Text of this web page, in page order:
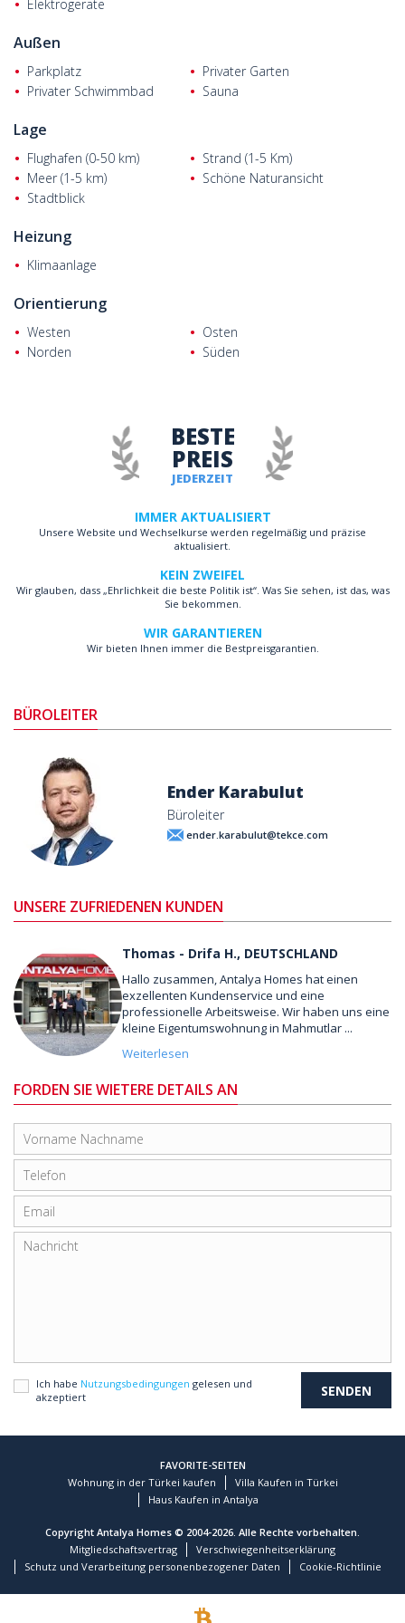
Elektrogeräte
Außen
Parkplatz
Privater Garten
Privater Schwimmbad
Sauna
Lage
Flughafen (0-50 km)
Strand (1-5 Km)
Meer (1-5 km)
Schöne Naturansicht
Stadtblick
Heizung
Klimaanlage
Orientierung
Westen
Osten
Norden
Süden
JEDERZEIT
BESTE
PREIS
IMMER AKTUALISIERT
Unsere Website und Wechselkurse werden regelmäßig und präzise
aktualisiert.
KEIN ZWEIFEL
Wir glauben, dass „Ehrlichkeit die beste Politik ist“. Was Sie sehen, ist das, was
Sie bekommen.
WIR GARANTIEREN
Wir bieten Ihnen immer die Bestpreisgarantien.
BÜROLEITER
Ender Karabulut
Büroleiter
ender.karabulut@tekce.com
UNSERE ZUFRIEDENEN KUNDEN
Thomas - Drifa H., DEUTSCHLAND
Hallo zusammen, Antalya Homes hat einen
exzellenten Kundenservice und eine
professionelle Arbeitsweise. Wir haben uns eine
kleine Eigentumswohnung in Mahmutlar ...
Weiterlesen
FORDEN SIE WIETERE DETAILS AN
Ich habe Nutzungsbedingungen gelesen und
akzeptiert
FAVORITE-SEITEN
Wohnung in der Türkei kaufen
Villa Kaufen in Türkei
Haus Kaufen in Antalya
Copyright Antalya Homes © 2004-2026. Alle Rechte vorbehalten.
Mitgliedschaftsvertrag
Verschwiegenheitserklärung
Schutz und Verarbeitung personenbezogener Daten
Cookie-Richtlinie